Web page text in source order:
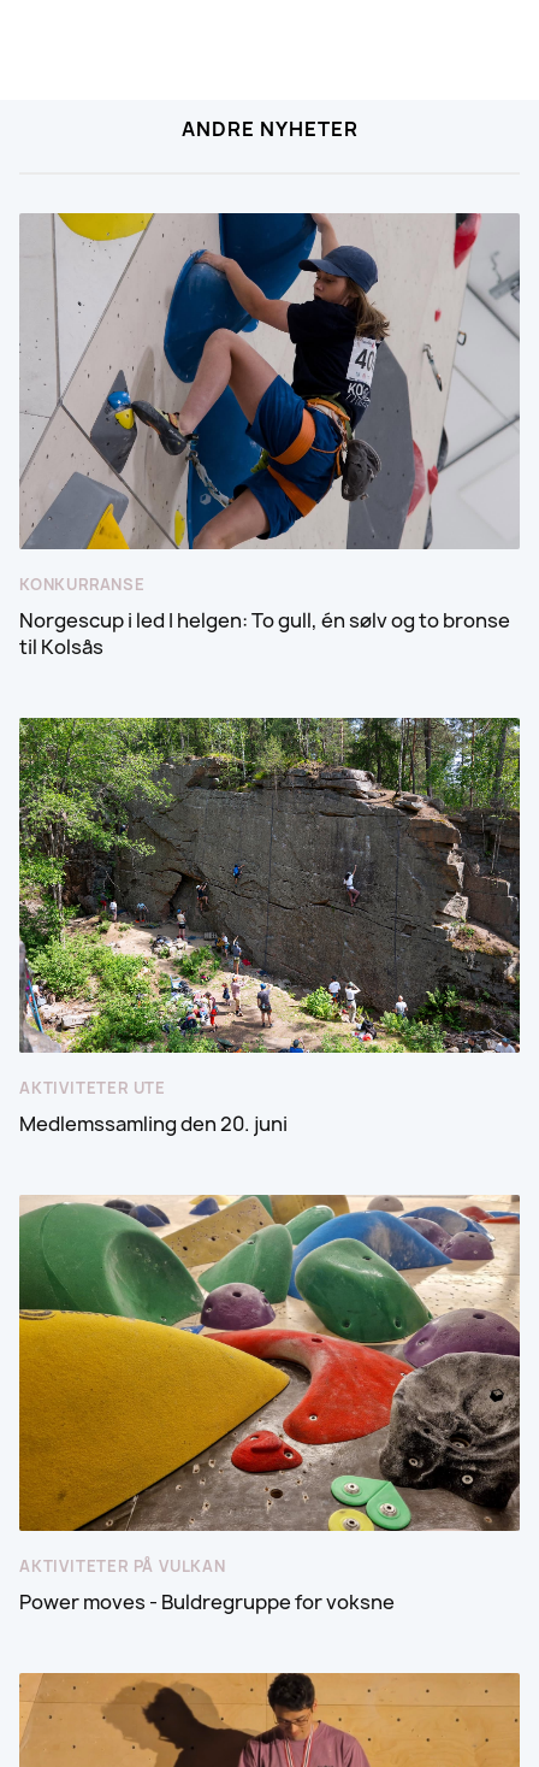
ANDRE NYHETER
KONKURRANSE
Norgescup i led I helgen: To gull, én sølv og to bronse
til Kolsås
AKTIVITETER UTE
Medlemssamling den 20. juni
AKTIVITETER PÅ VULKAN
Power moves - Buldregruppe for voksne